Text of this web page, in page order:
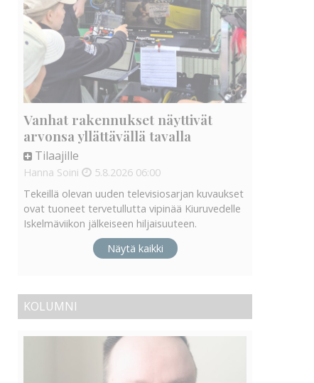
Vanhat rakennukset näyttivät
arvonsa yllättävällä tavalla
Tilaajille
Hanna Soini 5.8.2026 06:00
Tekeillä olevan uuden televisiosarjan kuvaukset
ovat tuoneet tervetullutta vipinää Kiuruvedelle
Iskelmäviikon jälkeiseen hiljaisuuteen.
Näytä kaikki
KOLUMNI